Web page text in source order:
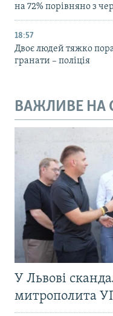
на 72% порівняно з
18:57
Двоє людей тяжко
гранати – поліція
ВАЖЛИВЕ НА
У Львові
митрополита